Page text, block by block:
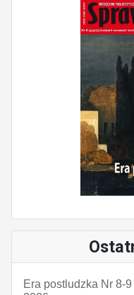
Era postludzka Nr 8-